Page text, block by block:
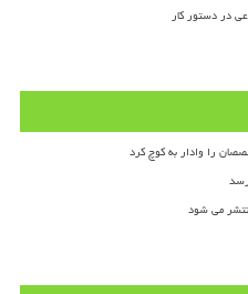
در دستور کار
را وادار به کوچ کرد
می شود